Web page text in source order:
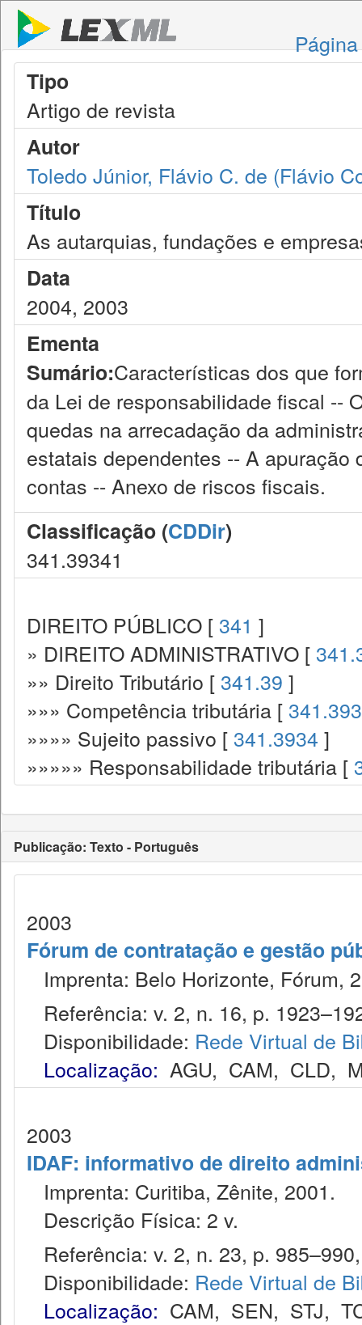
Tipo
Artigo de revista
Autor
Toledo Júnior, Flávio C. de (Flávio
Título
As autarquias, fundações e
Data
2004, 2003
Ementa
Sumário:Características dos que
da Lei de responsabilidade fiscal --
quedas na arrecadação da
estatais dependentes -- A
contas -- Anexo de riscos fiscais.
Classificação (CDDir)
341.39341
DIREITO PÚBLICO [ 341 ]
» DIREITO ADMINISTRATIVO [
»» Direito Tributário [ 341.39 ]
»»» Competência tributária [ 341.393
»»»» Sujeito passivo [ 341.3934 ]
»»»»» Responsabilidade tributária [
Publicação: Texto - Português
2003
Fórum de contratação e gestão
Imprenta: Belo Horizonte, Fórum,
Referência: v. 2, n. 16, p.
Disponibilidade: Rede Virtual de
Localização: AGU, CAM, CLD,
2003
IDAF: informativo de direito
Imprenta: Curitiba, Zênite, 2001.
Descrição Física: 2 v.
Referência: v. 2, n. 23, p.
Disponibilidade: Rede Virtual de
Localização: CAM, SEN, STJ,